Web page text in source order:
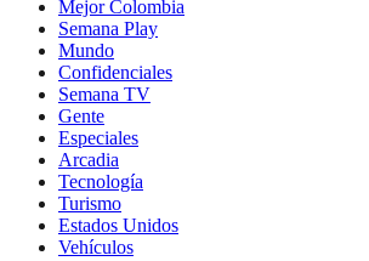
Mejor Colombia
Semana Play
Mundo
Confidenciales
Semana TV
Gente
Especiales
Arcadia
Tecnología
Turismo
Estados Unidos
Vehículos